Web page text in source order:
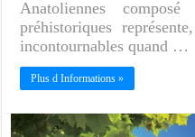
Anatoliennes
préhistoriques
incontournables quand …
Plus d Informations »